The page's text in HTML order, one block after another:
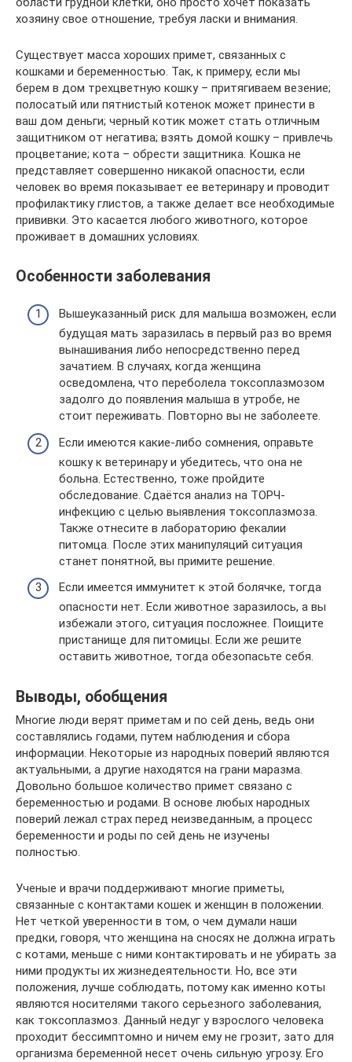
хозяину свое отношение, требуя ласки и внимания.
Существует масса хороших примет, связанных с
кошками и беременностью. Так, к примеру, если мы
берем в дом трехцветную кошку – притягиваем везение;
полосатый или пятнистый котенок может принести в
ваш дом деньги; черный котик может стать отличным
защитником от негатива; взять домой кошку – привлечь
процветание; кота – обрести защитника. Кошка не
представляет совершенно никакой опасности, если
человек во время показывает ее ветеринару и проводит
профилактику глистов, а также делает все необходимые
прививки. Это касается любого животного, которое
проживает в домашних условиях.
Особенности заболевания
Вышеуказанный риск для малыша возможен, если
будущая мать заразилась в первый раз во время
вынашивания либо непосредственно перед
зачатием. В случаях, когда женщина
осведомлена, что переболела токсоплазмозом
задолго до появления малыша в утробе, не
стоит переживать. Повторно вы не заболеете.
Если имеются какие-либо сомнения, оправьте
кошку к ветеринару и убедитесь, что она не
больна. Естественно, тоже пройдите
обследование. Сдаётся анализ на ТОРЧ-
инфекцию с целью выявления токсоплазмоза.
Также отнесите в лабораторию фекалии
питомца. После этих манипуляций ситуация
станет понятной, вы примите решение.
Если имеется иммунитет к этой болячке, тогда
опасности нет. Если животное заразилось, а вы
избежали этого, ситуация посложнее. Поищите
пристанище для питомицы. Если же решите
оставить животное, тогда обезопасьте себя.
Выводы, обобщения
Многие люди верят приметам и по сей день, ведь они
составлялись годами, путем наблюдения и сбора
информации. Некоторые из народных поверий являются
актуальными, а другие находятся на грани маразма.
Довольно большое количество примет связано с
беременностью и родами. В основе любых народных
поверий лежал страх перед неизведанным, а процесс
беременности и роды по сей день не изучены
полностью.
Ученые и врачи поддерживают многие приметы,
связанные с контактами кошек и женщин в положении.
Нет четкой уверенности в том, о чем думали наши
предки, говоря, что женщина на сносях не должна играть
с котами, меньше с ними контактировать и не убирать за
ними продукты их жизнедеятельности. Но, все эти
положения, лучше соблюдать, потому как именно коты
являются носителями такого серьезного заболевания,
как токсоплазмоз. Данный недуг у взрослого человека
проходит бессимптомно и ничем ему не грозит, зато для
организма беременной несет очень сильную угрозу. Его